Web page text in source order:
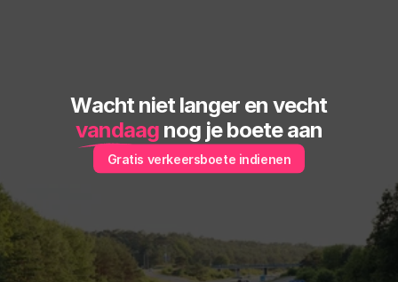
Wacht niet langer en vecht
vandaag nog je boete aan
Gratis verkeersboete indienen